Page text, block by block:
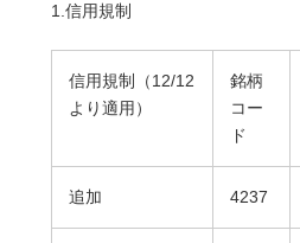
1.信用規制
信用規制（12/12
より適用）
銘柄
コー
ド
追加 4237